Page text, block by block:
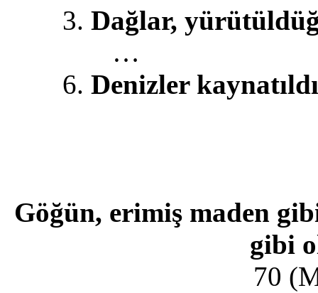
3. Dağlar,
…
6. Denizler
Göğün, erimiş maden
gibi
70